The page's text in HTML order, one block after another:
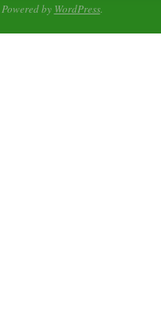
by WordPress.